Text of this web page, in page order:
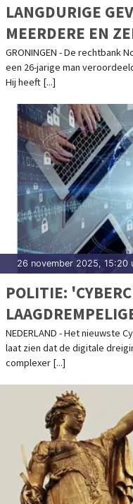
LANGDURIGE
MEERDERE EN
ZEDENFEITEN
GRONINGEN - De rechtbank
een 26-jarige man
Hij heeft [...]
26 november 2025, 15:20
POLITIE:
NEDERLAND - Het nieuwste
laat zien dat de digitale
complexer [...]